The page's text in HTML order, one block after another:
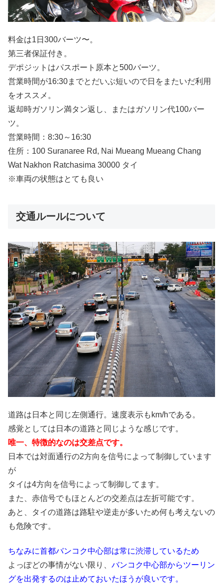
料金は1日300バーツ〜。
第三者保証付き。
デポジットはパスポート原本と500バーツ。
営業時間が16:30までとだいぶ短いので日をまたいだ利用
をオススメ。
返却時ガソリン満タン返し、またはガソリン代100バー
ツ。
営業時間：8:30～16:30
住所：100 Suranaree Rd, Nai Mueang Mueang Chang
Wat Nakhon Ratchasima 30000 タイ
※車両の状態はとても良い
交通ルールについて
道路は日本と同じ左側通行。速度表示もkm/hである。
感覚としては日本の道路と同じような感じです。
唯一、特徴的なのは交差点です。
日本では対面通行の2方向を信号によって制御しています
が
タイは4方向を信号によって制御してます。
また、赤信号でもほとんどの交差点は左折可能です。
あと、タイの道路は路駐や逆走が多いため何も考えないの
も危険です。
ちなみに首都バンコク中心部は常に渋滞しているため
よっぽどの事情がない限り、 バンコク中心部からツーリン
グを出発するのは止めておいたほうが良いです。